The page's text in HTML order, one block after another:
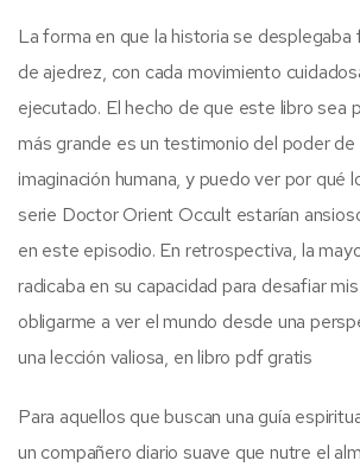
La forma en que la historia se desplegaba
de ajedrez, con cada movimiento
ejecutado. El hecho de que este libro sea
más grande es un testimonio del poder de
imaginación humana, y puedo ver por qué
serie Doctor Orient Occult estarían
en este episodio. En retrospectiva, la
radicaba en su capacidad para desafiar
obligarme a ver el mundo desde una
una lección valiosa, en libro pdf gratis
Para aquellos que buscan una guía
un compañero diario suave que nutre el